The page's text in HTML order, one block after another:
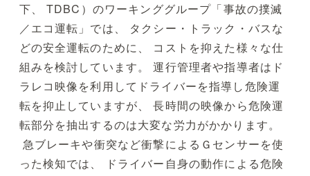
下、 TDBC）のワーキンググループ「事故の撲滅
／エコ運転」では、 タクシー・トラック・バスな
どの安全運転のために、 コストを抑えた様々な仕
組みを検討しています。 運行管理者や指導者はド
ラレコ映像を利用してドライバーを指導し危険運
転を抑止していますが、 長時間の映像から危険運
転部分を抽出するのは大変な労力がかかります。
急ブレーキや衝突など衝撃によるＧセンサーを使
った検知では、 ドライバー自身の動作による危険